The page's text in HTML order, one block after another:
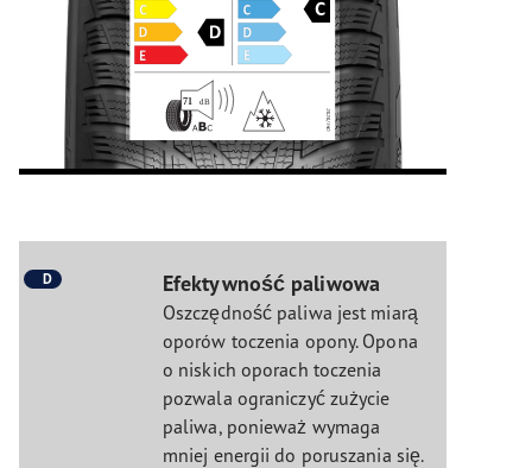
D Efektywność paliwowa
Oszczędność paliwa jest miarą
oporów toczenia opony. Opona
o niskich oporach toczenia
pozwala ograniczyć zużycie
paliwa, ponieważ wymaga
mniej energii do poruszania się.